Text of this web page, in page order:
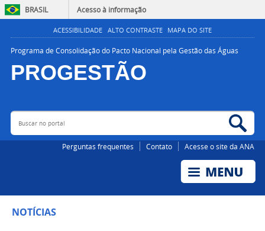
BRASIL Acesso à informação
ACESSIBILIDADE ALTO CONTRASTE MAPA DO SITE
Programa de Consolidação do Pacto Nacional pela Gestão das Águas
PROGESTÃO
AGÊNCIA NACIONAL DE ÁGUAS E SANEAMENTO BÁSICO
Buscar no portal
Perguntas frequentes Contato Acesse o site da ANA
NOTÍCIAS